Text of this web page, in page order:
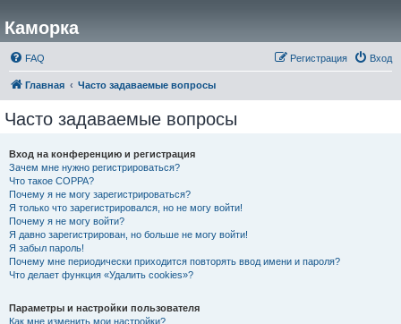
Каморка
FAQ Вход
Регистрация
Главная Часто задаваемые вопросы
Часто задаваемые вопросы
Вход на конференцию и регистрация
Зачем мне нужно регистрироваться?
Что такое COPPA?
Почему я не могу зарегистрироваться?
Я только что зарегистрировался, но не могу войти!
Почему я не могу войти?
Я давно зарегистрирован, но больше не могу войти!
Я забыл пароль!
Почему мне периодически приходится повторять ввод имени и пароля?
Что делает функция «Удалить cookies»?
Параметры и настройки пользователя
Как мне изменить мои настройки?